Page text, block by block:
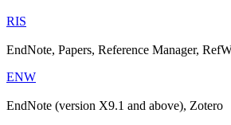
RIS
EndNote, Papers, Reference Manager,
ENW
EndNote (version X9.1 and above), Zotero